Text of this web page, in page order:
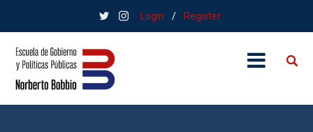
Login / Register